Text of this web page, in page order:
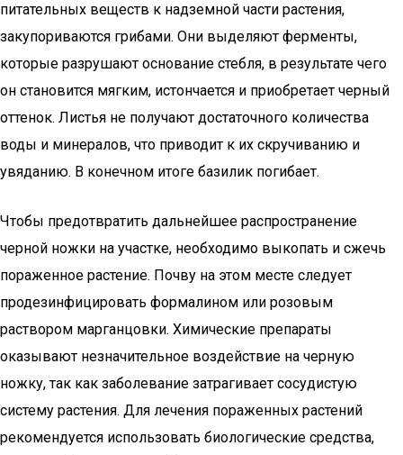
питательных веществ к надземной части растения,
закупориваются грибами. Они выделяют ферменты,
которые разрушают основание стебля, в результате чего
он становится мягким, истончается и приобретает черный
оттенок. Листья не получают достаточного количества
воды и минералов, что приводит к их скручиванию и
увяданию. В конечном итоге базилик погибает.
Чтобы предотвратить дальнейшее распространение
черной ножки на участке, необходимо выкопать и сжечь
пораженное растение. Почву на этом месте следует
продезинфицировать формалином или розовым
раствором марганцовки. Химические препараты
оказывают незначительное воздействие на черную
ножку, так как заболевание затрагивает сосудистую
систему растения. Для лечения пораженных растений
рекомендуется использовать биологические средства,